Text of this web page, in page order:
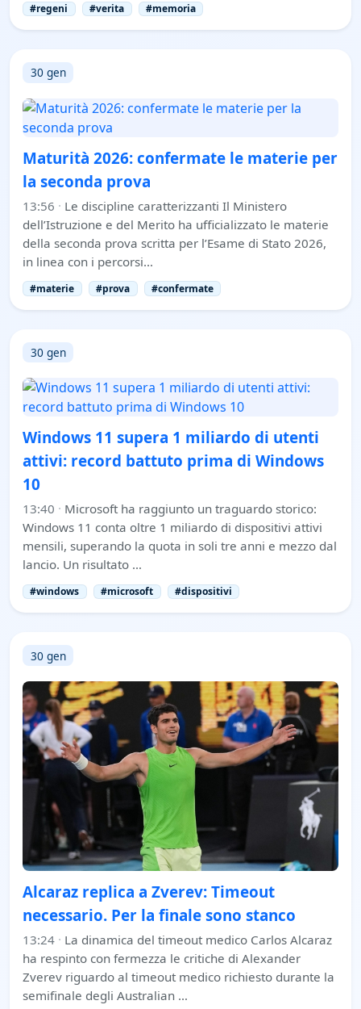
#regeni #verita #memoria
30 gen
Maturità 2026: confermate le materie per
la seconda prova
13:56 · Le discipline caratterizzanti Il Ministero
dell’Istruzione e del Merito ha ufficializzato le materie
della seconda prova scritta per l’Esame di Stato 2026,
in linea con i percorsi…
#materie #prova #confermate
30 gen
Windows 11 supera 1 miliardo di utenti
attivi: record battuto prima di Windows
10
13:40 · Microsoft ha raggiunto un traguardo storico:
Windows 11 conta oltre 1 miliardo di dispositivi attivi
mensili, superando la quota in soli tre anni e mezzo dal
lancio. Un risultato …
#windows #microsoft #dispositivi
30 gen
Alcaraz replica a Zverev: Timeout
necessario. Per la finale sono stanco
13:24 · La dinamica del timeout medico Carlos Alcaraz
ha respinto con fermezza le critiche di Alexander
Zverev riguardo al timeout medico richiesto durante la
semifinale degli Australian …